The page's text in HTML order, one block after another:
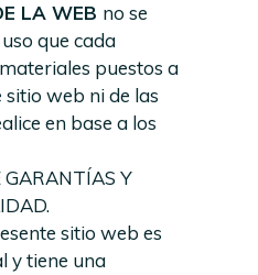
LA WEB no se
que cada
puestos a
sitio web ni de las
en base a los
GARANTÍAS Y
sitio web es
y tiene una